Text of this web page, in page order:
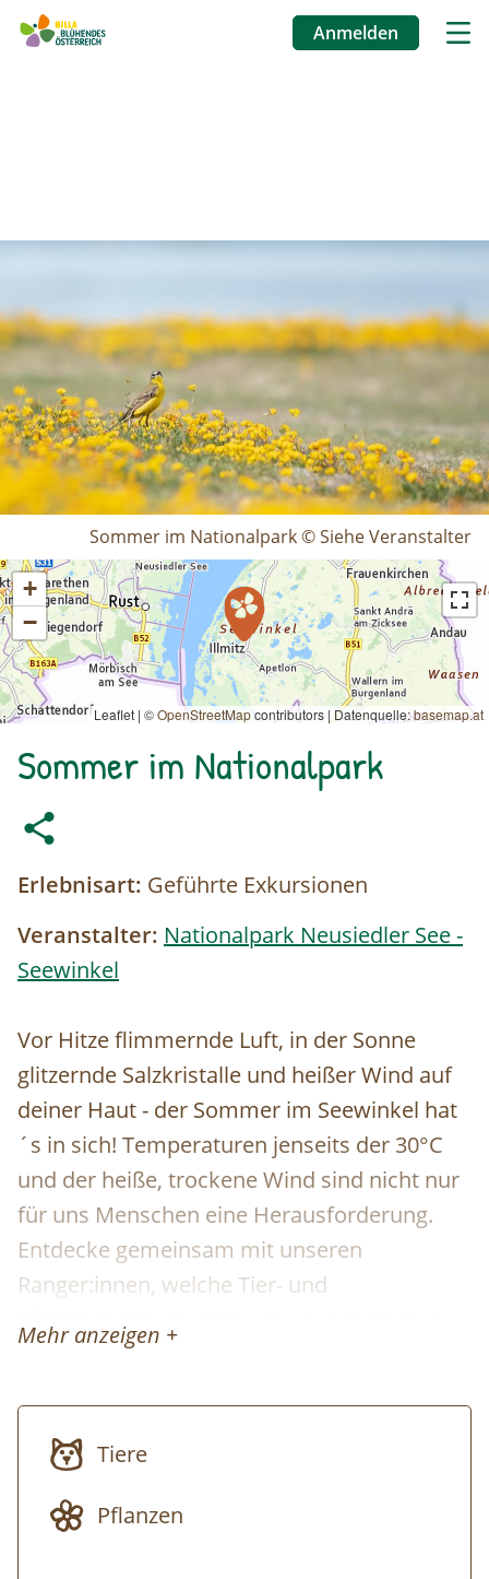
Anmelden
Sommer im Nationalpark © Siehe Veranstalter
+
−
Leaflet | ©OpenStreetMapcontributors |Datenquelle:basemap.at
Sommer im Nationalpark
Erlebnisart: Geführte Exkursionen
Veranstalter: Nationalpark Neusiedler See -
Seewinkel
Vor Hitze flimmernde Luft, in der Sonne
glitzernde Salzkristalle und heißer Wind auf
deiner Haut - der Sommer im Seewinkel hat
´s in sich! Temperaturen jenseits der 30°C
und der heiße, trockene Wind sind nicht nur
für uns Menschen eine Herausforderung.
Entdecke gemeinsam mit unseren
Ranger:innen, welche Tier- und
Pflanzenarten der Hitze des pannonischen
Sommers trotzen! Treffpunkt der Tour ist
mit dem PKW angefahren werden (eigener
PKW nicht zwingend erforderlich), die
Exkursion findet grundsätzlich aber zu Fuß
Mehr anzeigen +
Tiere
Pflanzen